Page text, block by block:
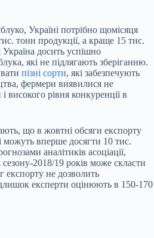
Україні потрібно щомісяця
тонн продукції, а краще 15 тис.
досить успішно
які не підлягають зберіганню.
пізні сорти, які забезпечують
фермери виявилися не
високого рівня конкуренції в
що в жовтні обсяги експорту
можуть вперше досягти 10 тис.
аналітиків асоціації,
2018/19 років може скласти
експорту не дозволить
експерти оцінюють в 150-170